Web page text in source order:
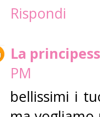
Rispondi
La
PM
bellissimi i